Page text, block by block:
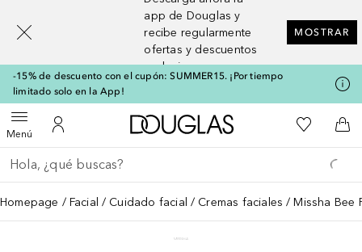
app de Douglas y
recibe regularmente
ofertas y descuentos
exclusivos
MOSTRAR
-15% de descuento con el cupón: SUMMER15. ¡Por tiempo
limitado solo en la App!
MenúAbrir menúMi cuenta
A Douglas HomeMi lista de
A
Regresar
Ejecutar búsqueda
Homepage Facial Cuidado facial Cremas faciales Missha Bee
[navigation.slideout.screenreader]